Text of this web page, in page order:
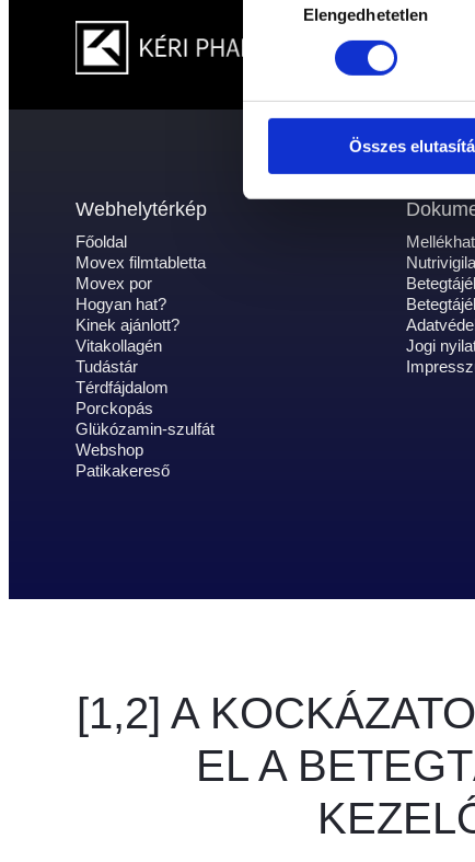
kiválasztásaElengedhetetlen
Összes
Webhelytérkép
Főoldal
Movex filmtabletta
Movex por
Hogyan hat?
Kinek ajánlott?
Vitakollagén
Tudástár
Térdfájdalom
Porckopás
Glükózamin-szulfát
Webshop
Patikakereső
Jogi
[1,2] A
EL A